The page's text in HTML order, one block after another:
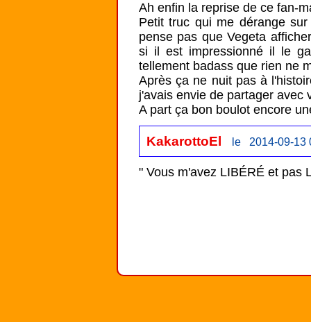
Ah enfin la reprise de ce fan-
Petit truc qui me dérange
pense pas que Vegeta
si il est impressionné il le
tellement badass que rien ne
Après ça ne nuit pas à
j'avais envie de partager avec
A part ça bon boulot encore
KakarottoEl le 2014-09-13
" Vous m'avez LIBÉRÉ et pas